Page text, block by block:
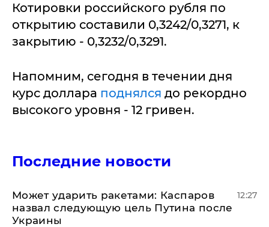
Котировки российского рубля по
открытию составили 0,3242/0,3271, к
закрытию - 0,3232/0,3291.
Напомним, сегодня в течении дня
курс доллара поднялся до рекордно
высокого уровня - 12 гривен.
Последние новости
Может ударить ракетами: Каспаров
назвал следующую цель Путина после
Украины
12:27